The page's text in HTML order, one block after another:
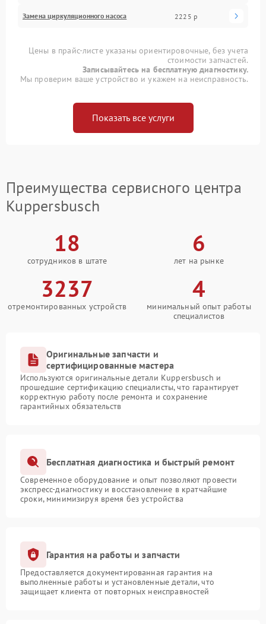
Замена циркуляционного насоса 2225 р
Цены в прайс-листе указаны ориентировочные, без учета
стоимости запчастей.
Записывайтесь на бесплатную диагностику.
Мы проверим ваше устройство и укажем на неисправность.
Показать все услуги
Преимущества сервисного центра
Kuppersbusch
18
сотрудников в штате
6
лет на рынке
3237
отремонтированных устройств
4
минимальный опыт работы
специалистов
Оригинальные запчасти и
сертифицированные мастера
Используются оригинальные детали Kuppersbusch и
прошедшие сертификацию специалисты, что гарантирует
корректную работу после ремонта и сохранение
гарантийных обязательств
Бесплатная диагностика и быстрый ремонт
Современное оборудование и опыт позволяют провести
экспресс-диагностику и восстановление в кратчайшие
сроки, минимизируя время без устройства
Гарантия на работы и запчасти
Предоставляется документированная гарантия на
выполненные работы и установленные детали, что
защищает клиента от повторных неисправностей